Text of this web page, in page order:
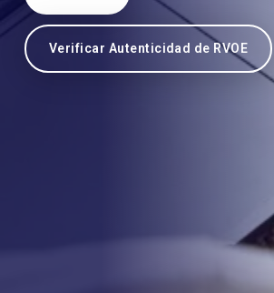
Verificar Autenticidad de RVOE